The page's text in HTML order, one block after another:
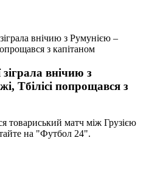
внічию з Румунією –
з капітаном
зіграла внічию з
Тбілісі попрощався з
товариський матч між Грузією
на "Футбол 24".